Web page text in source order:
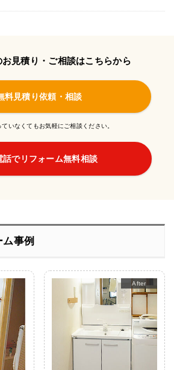
お見積り・ご相談はこちらから
料見積り依頼・相談
いなくてもお気軽にご相談ください。
話でリフォーム無料相談
事例
After